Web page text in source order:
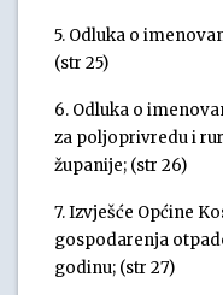
5. Odluka o
(str 25)
6. Odluka o
za poljoprivredu i
županije; (str 26)
7. Izvješće Općine
gospodarenja
godinu; (str 27)